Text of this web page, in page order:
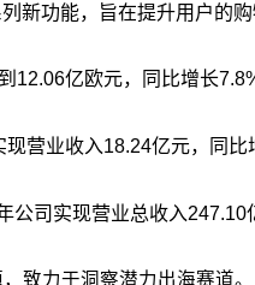
新功能，旨在提升用户的购
亿欧元，同比增长
营业收入18.24亿元，同比
司实现营业总收入247.10
致力于洞察潜力出海赛道。